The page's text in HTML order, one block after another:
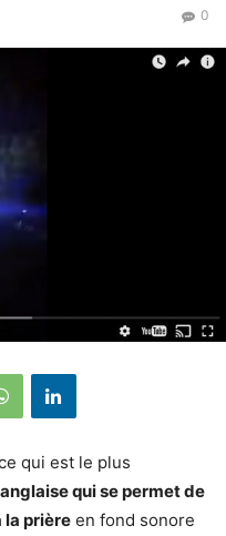
0
qui est le plus
qui se permet de
la prière en fond sonore